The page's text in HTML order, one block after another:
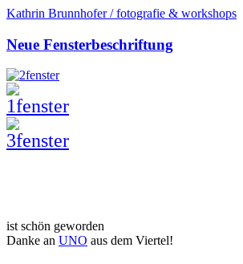
Kathrin Brunnhofer / fotografie & workshops
Neue Fensterbeschriftung
ist schön geworden
Danke an UNO aus dem Viertel!